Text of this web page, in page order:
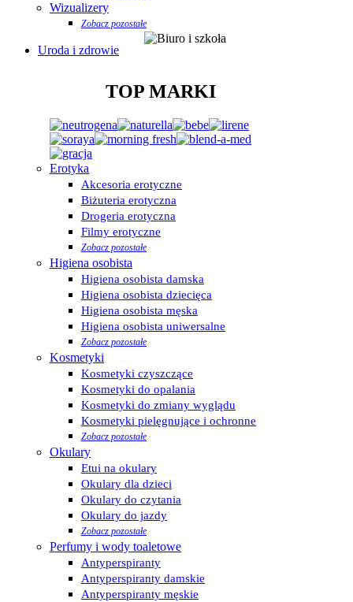
Wizualizery
Zobacz pozostałe
Uroda i zdrowie
TOP MARKI
Erotyka
Akcesoria erotyczne
Biżuteria erotyczna
Drogeria erotyczna
Filmy erotyczne
Zobacz pozostałe
Higiena osobista
Higiena osobista damska
Higiena osobista dziecięca
Higiena osobista męska
Higiena osobista uniwersalne
Zobacz pozostałe
Kosmetyki
Kosmetyki czyszczące
Kosmetyki do opalania
Kosmetyki do zmiany wyglądu
Kosmetyki pielęgnujące i ochronne
Zobacz pozostałe
Okulary
Etui na okulary
Okulary dla dzieci
Okulary do czytania
Okulary do jazdy
Zobacz pozostałe
Perfumy i wody toaletowe
Antyperspiranty
Antyperspiranty damskie
Antyperspiranty męskie